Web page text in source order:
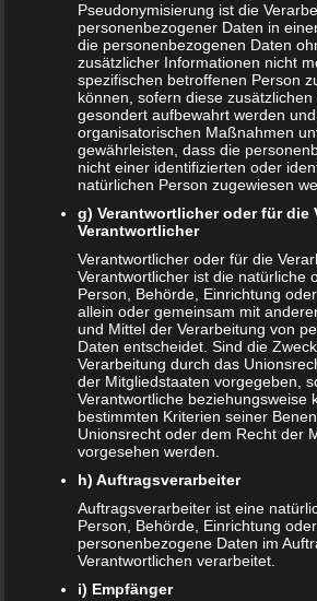
NEUE ARTIKEL
Das sind die vier Phasen der Eltern-
Bildschirmzeit für Kinder: So viel ist
Schwangerschaft – ein kurzer
Schwangerschaft: 1. Trimester
Babyhaut schützen: So gelingt es am
NEUE KOMMENTARE
Frank ZimmermannzuSchwanger
Kristin RudolphzuVollmachten für
zuVollmachten für Kinder
zuBRIO Angebote –
SANDRAzuVollmachten für Kinder
NACHRICHTEN
Kinder- und
Pseudonymisierung ist die
personenbezogener Daten in
die personenbezogenen Daten
zusätzlicher Informationen nicht
spezifischen betroffenen Person
können, sofern diese
gesondert aufbewahrt werden
organisatorischen Maßnahmen
gewährleisten, dass die
nicht einer identifizierten oder
natürlichen Person zugewiesen
g) Verantwortlicher oder für die
Verantwortlicher
Verantwortlicher oder für die
Verantwortlicher ist die natürliche
Person, Behörde, Einrichtung
allein oder gemeinsam mit
und Mittel der Verarbeitung von
Daten entscheidet. Sind die
Verarbeitung durch das
der Mitgliedstaaten vorgegeben,
Verantwortliche beziehungsweise
bestimmten Kriterien seiner
Unionsrecht oder dem Recht der
vorgesehen werden.
h) Auftragsverarbeiter
Auftragsverarbeiter ist eine
Person, Behörde, Einrichtung
personenbezogene Daten im
Verantwortlichen verarbeitet.
i) Empfänger